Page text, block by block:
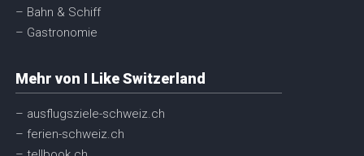
– Bahn & Schiff
– Gastronomie
Mehr von I Like Switzerland
– ausflugsziele-schweiz.ch
– ferien-schweiz.ch